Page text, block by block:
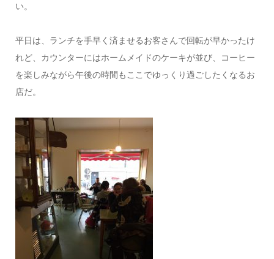
い。
平日は、ランチを手早く済ませるお客さんで回転が早かったけ
れど、カウンターにはホームメイドのケーキが並び、コーヒー
を楽しみながら午後の時間もここでゆっくり過ごしたくなるお
店だ。